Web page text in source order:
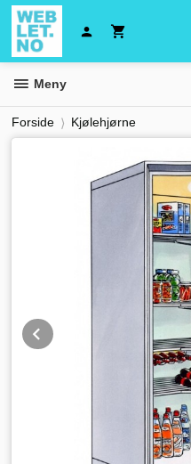
Gå
innholdet
Meny
Forside Kjølehjørne
Prev